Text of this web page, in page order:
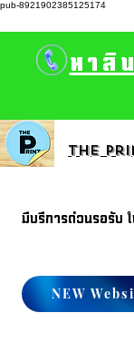
pub-8921902385125174
หาสิ
The
มีบรีการด่วนรอรับ
NEW